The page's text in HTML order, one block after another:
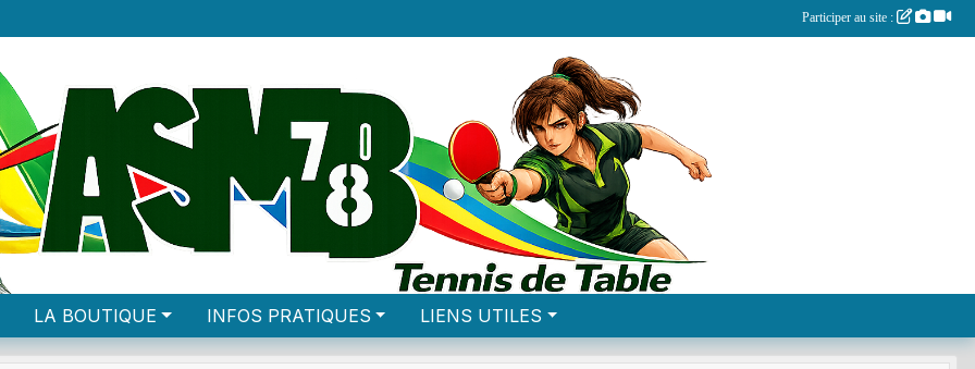
LA BOUTIQUE INFOS PRATIQUES LIENS UTILES
Participer au site :